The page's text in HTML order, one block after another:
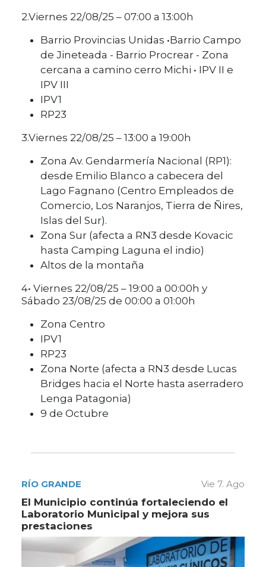
2.Viernes 22/08/25 – 07:00 a 13:00h
Barrio Provincias Unidas •Barrio Campo
de Jineteada - Barrio Procrear - Zona
cercana a camino cerro Michi • IPV II e
IPV III
IPV1
RP23
3.Viernes 22/08/25 – 13:00 a 19:00h
Zona Av. Gendarmería Nacional (RP1):
desde Emilio Blanco a cabecera del
Lago Fagnano (Centro Empleados de
Comercio, Los Naranjos, Tierra de Ñires,
Islas del Sur).
Zona Sur (afecta a RN3 desde Kovacic
hasta Camping Laguna el indio)
Altos de la montaña
4• Viernes 22/08/25 – 19:00 a 00:00h y
Sábado 23/08/25 de 00:00 a 01:00h
Zona Centro
IPV1
RP23
Zona Norte (afecta a RN3 desde Lucas
Bridges hacia el Norte hasta aserradero
Lenga Patagonia)
9 de Octubre
RÍO GRANDE Vie 7. Ago
El Municipio continúa fortaleciendo el
Laboratorio Municipal y mejora sus
prestaciones